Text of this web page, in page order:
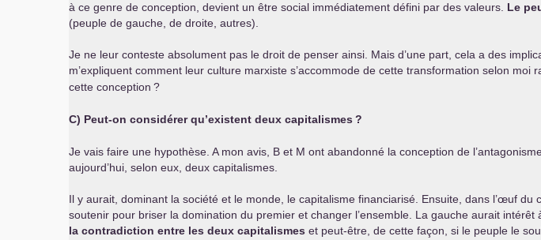
à ce genre de conception, devient un être social immédiatement défini par des valeurs. Le
(peuple de gauche, de droite, autres).
Je ne leur conteste absolument pas le droit de penser ainsi. Mais d’une part, cela a des
m’expliquent comment leur culture marxiste s’accommode de cette transformation selon moi
cette conception ?
C) Peut-on considérer qu’existent deux capitalismes ?
Je vais faire une hypothèse. A mon avis, B et M ont abandonné la conception de
aujourd’hui, selon eux, deux capitalismes.
Il y aurait, dominant la société et le monde, le capitalisme financiarisé. Ensuite, dans l’œuf
soutenir pour briser la domination du premier et changer l’ensemble. La gauche aurait intérêt
la contradiction entre les deux capitalismes et peut-être, de cette façon, si le peuple le